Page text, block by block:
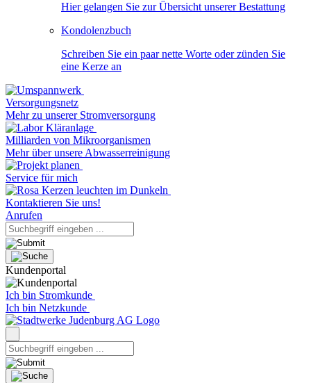
Hier gelangen Sie zur Übersicht unserer Bestattung
Kondolenzbuch
Schreiben Sie ein paar nette Worte oder zünden Sie
eine Kerze an
Versorgungsnetz
Mehr zu unserer Stromversorgung
Milliarden von Mikroorganismen
Mehr über unsere Abwasserreinigung
Service für mich
Kontaktieren Sie uns!
Anrufen
Kundenportal
Ich bin Stromkunde
Ich bin Netzkunde